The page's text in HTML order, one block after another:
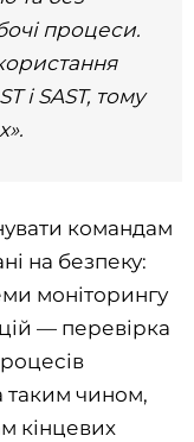
процеси.
і SAST, тому
командам
на безпеку:
моніторингу
— перевірка
таким чином,
кінцевих